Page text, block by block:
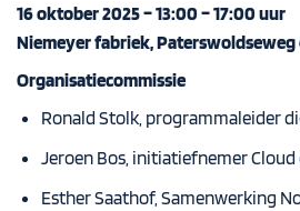
16 oktober 2025 – 13:00 – 17:00 uur
Niemeyer fabriek, Paterswoldseweg
Organisatiecommissie
Ronald Stolk, programmaleider
Jeroen Bos, initiatiefnemer
Esther Saathof, Samenwerking